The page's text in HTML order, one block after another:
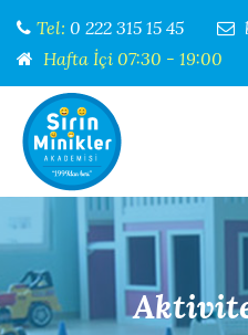
Tel: 0 222 315 15 45
Hafta İçi 07:30 - 19:00